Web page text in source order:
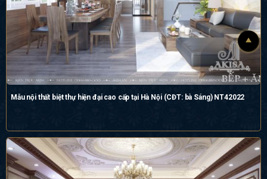
Mẫu nội thất biệt thự hiện đại cao cấp tại Hà Nội (CĐT: bà Sáng) NT42022